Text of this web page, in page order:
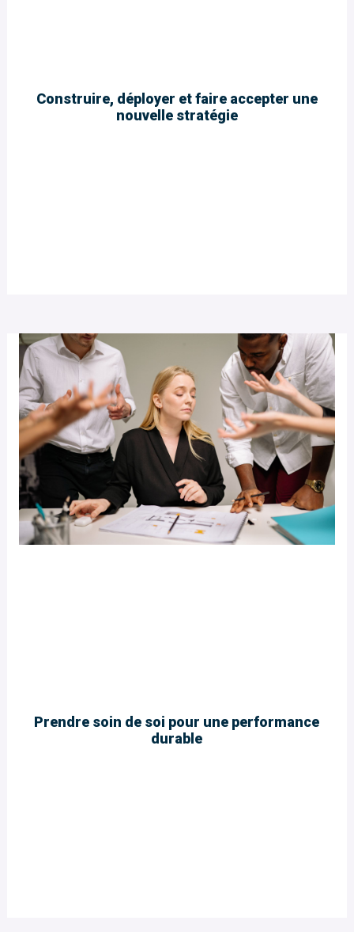
Construire, déployer et faire accepter une
nouvelle stratégie
Prendre soin de soi pour une performance
durable